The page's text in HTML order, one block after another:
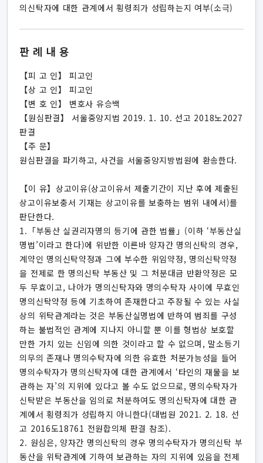
의신탁자에 대한 관계에서 횡령죄가 성립하는지 여부(소극)
판례내용
【피 고 인】 피고인
【상 고 인】 피고인
【변 호 인】 변호사 유승백
【원심판결】 서울중앙지법 2019. 1. 10. 선고 2018노2027
판결
【주 문】
원심판결을 파기하고, 사건을 서울중앙지방법원에 환송한다.
【이 유】상고이유(상고이유서 제출기간이 지난 후에 제출된
상고이유보충서 기재는 상고이유를 보충하는 범위 내에서)를
판단한다.
1.「부동산 실권리자명의 등기에 관한 법률」(이하 ‘부동산실
명법’이라고 한다)에 위반한 이른바 양자간 명의신탁의 경우,
계약인 명의신탁약정과 그에 부수한 위임약정, 명의신탁약정
을 전제로 한 명의신탁 부동산 및 그 처분대금 반환약정은 모
두 무효이고, 나아가 명의신탁자와 명의수탁자 사이에 무효인
명의신탁약정 등에 기초하여 존재한다고 주장될 수 있는 사실
상의 위탁관계라는 것은 부동산실명법에 반하여 범죄를 구성
하는 불법적인 관계에 지나지 아니할 뿐 이를 형법상 보호할
만한 가치 있는 신임에 의한 것이라고 할 수 없으며, 말소등기
의무의 존재나 명의수탁자에 의한 유효한 처분가능성을 들어
명의수탁자가 명의신탁자에 대한 관계에서 ‘타인의 재물을 보
관하는 자’의 지위에 있다고 볼 수도 없으므로, 명의수탁자가
신탁받은 부동산을 임의로 처분하여도 명의신탁자에 대한 관
계에서 횡령죄가 성립하지 아니한다(대법원 2021. 2. 18. 선
고 2016도18761 전원합의체 판결 참조).
2. 원심은, 양자간 명의신탁의 경우 명의수탁자가 명의신탁 부
동산을 위탁관계에 기하여 보관하는 자의 지위에 있음을 전제